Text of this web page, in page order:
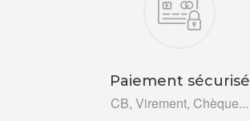
Paiement sécurisé
CB, Virement, Chèque...